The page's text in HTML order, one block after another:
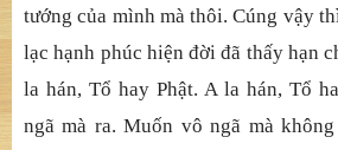
tướng của mình mà thôi. Cúng vậy
lạc hạnh phúc hiện đời đã thấy hạn
la hán, Tổ hay Phật. A la hán, Tổ
ngã mà ra. Muốn vô ngã mà